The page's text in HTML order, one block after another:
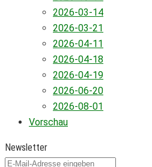
2026-03-14
2026-03-21
2026-04-11
2026-04-18
2026-04-19
2026-06-20
2026-08-01
Vorschau
Newsletter